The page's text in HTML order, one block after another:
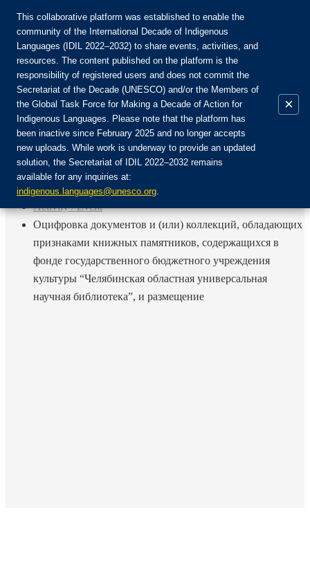
Присоединяйтесь к сообществу:
Авторизоваться
EN
FR
Назад
Activity / Event
Оцифровка документов и (или) коллекций, обладающих
признаками книжных памятников, содержащихся в
фонде государственного бюджетного учреждения
культуры “Челябинская областная универсальная
научная библиотека”, и размещение
This collaborative platform was established to enable the
community of the International Decade of Indigenous
Languages (IDIL 2022–2032) to share events, activities, and
resources. The content published on the platform is the
responsibility of registered users and does not commit the
Secretariat of the Decade (UNESCO) and/or the Members of
the Global Task Force for Making a Decade of Action for
Indigenous Languages. Please note that the platform has
been inactive since February 2025 and no longer accepts
new uploads. While work is underway to provide an updated
solution, the Secretariat of IDIL 2022–2032 remains
available for any inquiries at:
indigenous.languages@unesco.org.
×